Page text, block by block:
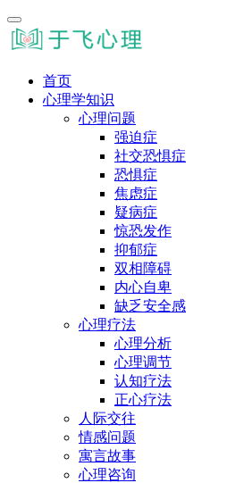
首页
心理学知识
心理问题
强迫症
社交恐惧症
恐惧症
焦虑症
疑病症
惊恐发作
抑郁症
双相障碍
内心自卑
缺乏安全感
心理疗法
心理分析
心理调节
认知疗法
正心疗法
人际交往
情感问题
寓言故事
心理咨询